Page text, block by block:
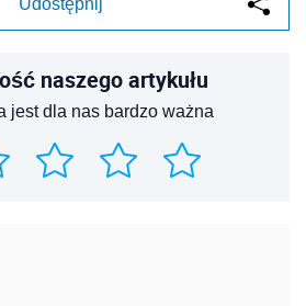
Udostępnij
naszego artykułu
jest dla nas bardzo ważna